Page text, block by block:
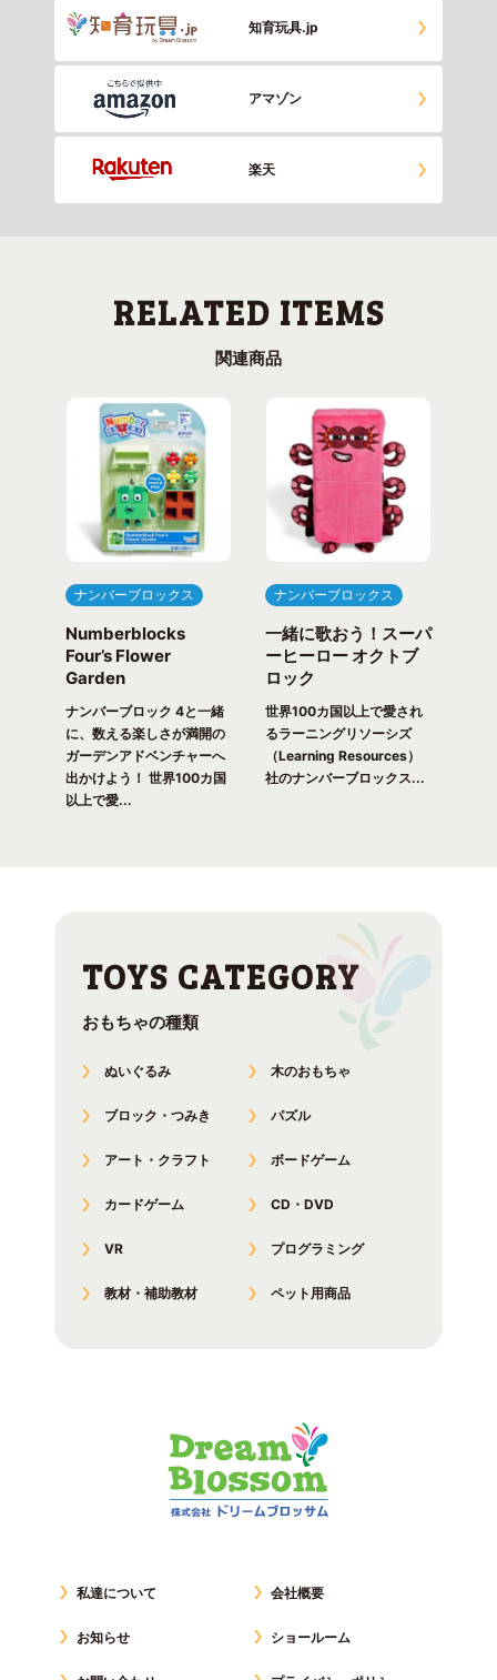
知育玩具.jp
アマゾン
楽天
関連商品
ナンバーブロックス
Numberblocks
Four’s Flower
Garden
ナンバーブロック 4と一緒
に、数える楽しさが満開の
ガーデンアドベンチャーへ
出かけよう！ 世界100カ国
以上で愛...
ナンバーブロックス
一緒に歌おう！スーパ
ーヒーロー オクトブ
ロック
世界100カ国以上で愛され
るラーニングリソーシズ
（Learning Resources）
社のナンバーブロックス...
おもちゃの種類
ぬいぐるみ 木のおもちゃ
ブロック・つみき パズル
アート・クラフト ボードゲーム
カードゲーム CD・DVD
VR プログラミング
教材・補助教材 ペット用商品
私達について
お知らせ
会社概要
ショールーム